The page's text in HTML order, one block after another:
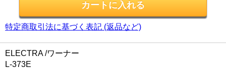
特定商取引法に基づく表記 (返品など)
ELECTRA /ワーナー
L-373E